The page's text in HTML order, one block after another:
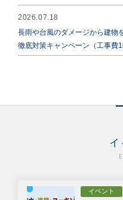
2026.07.18
長雨や台風のダメージから建物
徹底対策キャンペーン（工事費
イ
イベント